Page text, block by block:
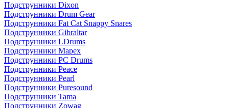
Подструнники Dixon
Подструнники Drum Gear
Подструнники Fat Cat Snappy Snares
Подструнники Gibraltar
Подструнники LDrums
Подструнники Mapex
Подструнники PC Drums
Подструнники Peace
Подструнники Pearl
Подструнники Puresound
Подструнники Tama
Подструнники Zowag